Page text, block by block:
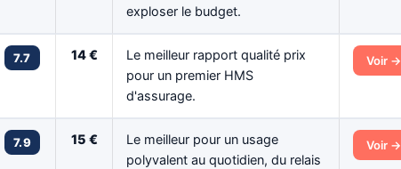
exploser le budget.
7.7 14 €
Le meilleur rapport qualité prix
pour un premier HMS
d'assurage.
Voir →
7.9 15 €
Le meilleur pour un usage
polyvalent au quotidien, du relais
Voir →